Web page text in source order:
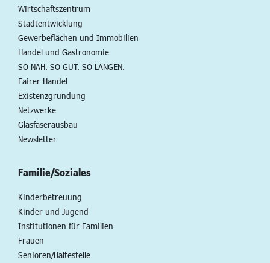
Wirtschaftszentrum
Stadtentwicklung
Gewerbeflächen und Immobilien
Handel und Gastronomie
SO NAH. SO GUT. SO LANGEN.
Fairer Handel
Existenzgründung
Netzwerke
Glasfaserausbau
Newsletter
Familie/Soziales
Kinderbetreuung
Kinder und Jugend
Institutionen für Familien
Frauen
Senioren/Haltestelle